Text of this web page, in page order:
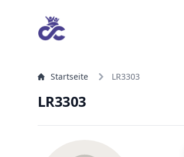
Startseite LR3303
LR3303